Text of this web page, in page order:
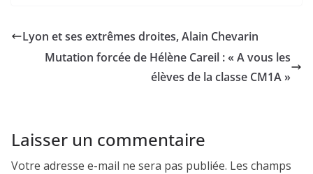
Lyon et ses extrêmes droites, Alain Chevarin
Mutation forcée de Hélène Careil : « A vous les
élèves de la classe CM1A »
Laisser un commentaire
Votre adresse e-mail ne sera pas publiée. Les champs